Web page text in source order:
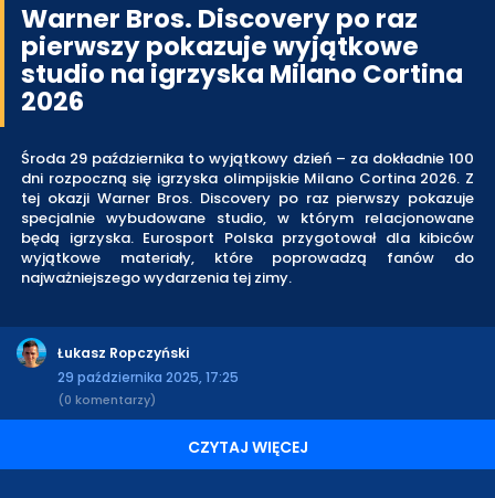
Warner Bros. Discovery po raz
pierwszy pokazuje wyjątkowe
studio na igrzyska Milano Cortina
2026
Środa 29 października to wyjątkowy dzień – za dokładnie 100
dni rozpoczną się igrzyska olimpijskie Milano Cortina 2026. Z
tej okazji Warner Bros. Discovery po raz pierwszy pokazuje
specjalnie wybudowane studio, w którym relacjonowane
będą igrzyska. Eurosport Polska przygotował dla kibiców
wyjątkowe materiały, które poprowadzą fanów do
najważniejszego wydarzenia tej zimy.
Łukasz Ropczyński
29 października 2025, 17:25
(0 komentarzy)
CZYTAJ WIĘCEJ